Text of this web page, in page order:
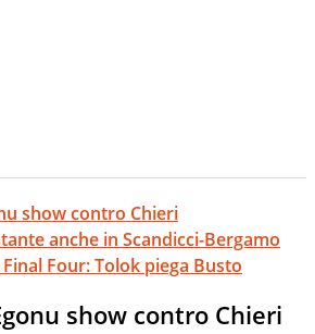
show contro Chieri
anche in Scandicci-Bergamo
Four: Tolok piega Busto
show contro Chieri